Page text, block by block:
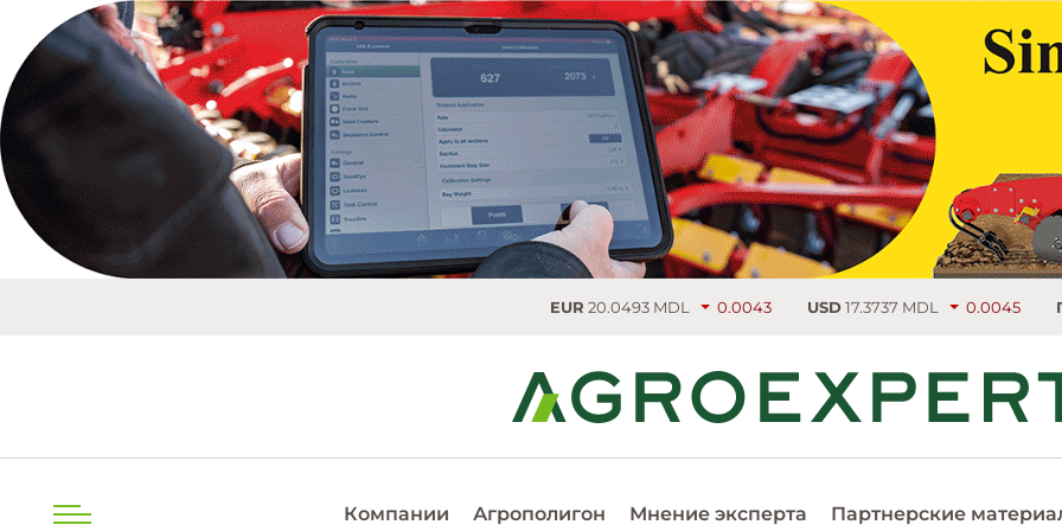
20.0493 MDL 0.0043 USD17.3737 MDL 0.0045 Пшеница219.75
Компании Агрополигон Мнение эксперта Партнерские